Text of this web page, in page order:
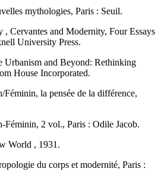
mythologies, Paris : Seuil.
Cervantes and Modernity, Four Essays
University Press.
Urbanism and Beyond: Rethinking
House Incorporated.
la pensée de la différence,
Féminin, 2 vol., Paris : Odile Jacob.
World , 1931.
du corps et modernité, Paris :